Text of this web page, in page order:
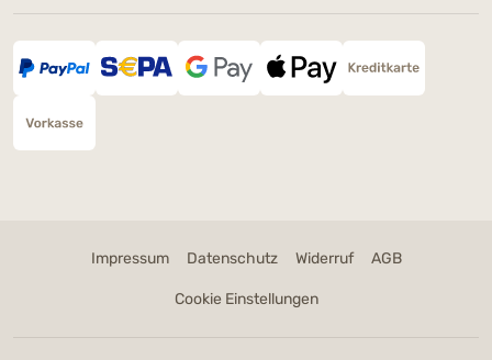
Impressum Datenschutz Widerruf AGB
Cookie Einstellungen